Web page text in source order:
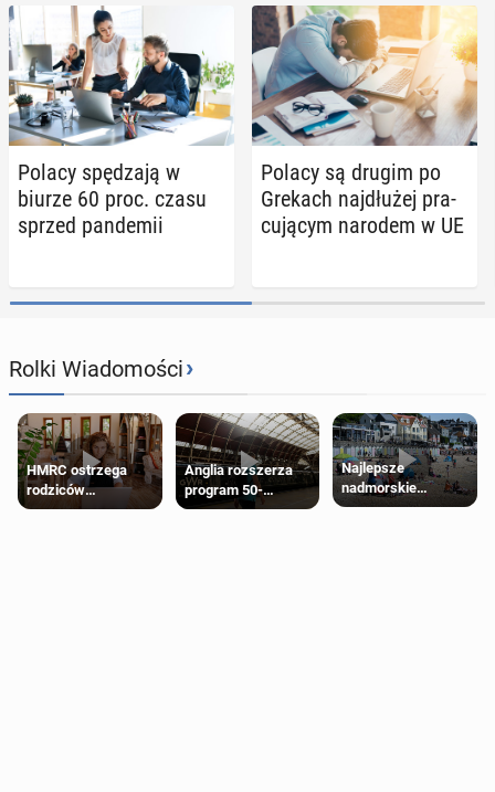
Polacy spę­dza­ją w
biurze 60 proc. czasu
sprzed pan­de­mii
Polacy są drugim po
Grekach naj­dłu­żej pra­
cu­ją­cym narodem w UE
Rolki Wiadomości›
HMRC ostrzega
rodziców
pobierających Child
Anglia rozszerza
program 50-
procentowych
Najlepsze
nadmorskie
miasteczko blisko